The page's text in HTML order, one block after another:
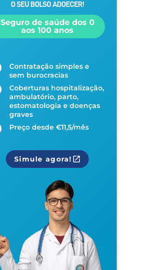
O SEU BOLSO ADOECER!
Seguro de saúde dos 0
aos 100 anos
Contratação simples e
sem burocracias
Coberturas hospitalização,
ambulatório, parto,
estomatologia e doenças
graves
Preço desde €11,5/mês
Simule agora!